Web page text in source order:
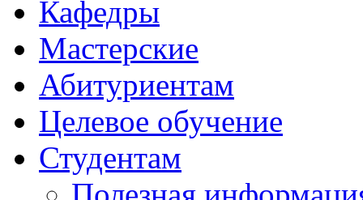
Кафедры
Мастерские
Абитуриентам
Целевое обучение
Студентам